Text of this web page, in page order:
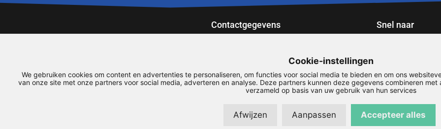
Contactgegevens
airodesign@airodesign.nl
Snel naar
Mijn account
Cookie-instellingen
We gebruiken cookies om content en advertenties te personaliseren, om functies voor social media te bieden en om ons
van onze site met onze partners voor social media, adverteren en analyse. Deze partners kunnen deze gegevens combineren
verzameld op basis van uw gebruik van hun services
Afwijzen Aanpassen Accepteer alles